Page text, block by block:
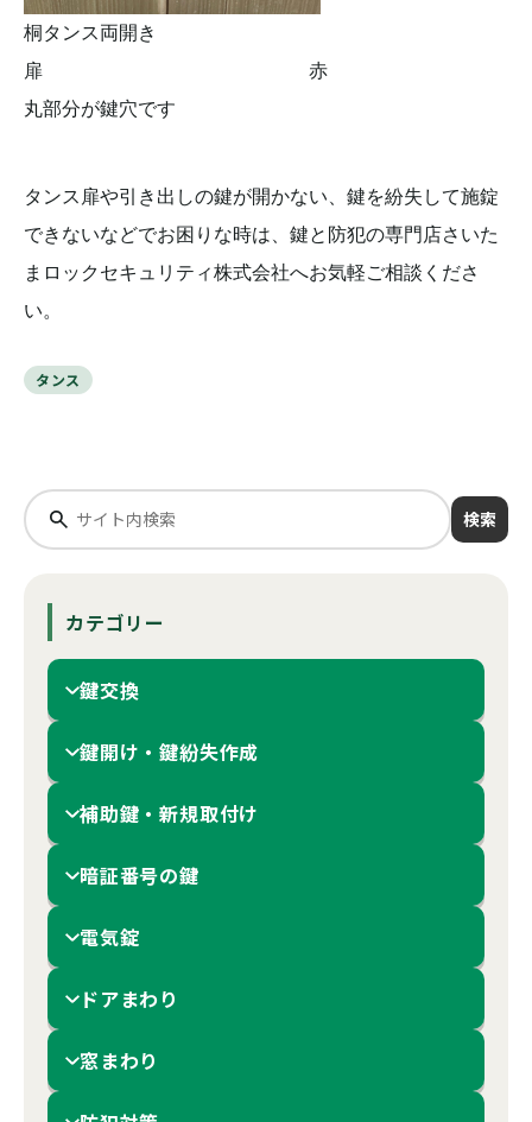
桐タンス両開き
扉 赤
丸部分が鍵穴です
タンス扉や引き出しの鍵が開かない、鍵を紛失して施錠
できないなどでお困りな時は、鍵と防犯の専門店さいた
まロックセキュリティ株式会社へお気軽ご相談くださ
い。
タンス
検索
カテゴリー
鍵交換
鍵開け・鍵紛失作成
補助鍵・新規取付け
暗証番号の鍵
電気錠
ドアまわり
窓まわり